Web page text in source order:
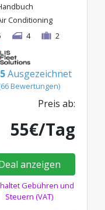
Conditioning
4 2
Ausgezeichnet
Bewertungen)
Preis ab:
55€/Tag
anzeigen
Gebühren und
Steuern (VAT)